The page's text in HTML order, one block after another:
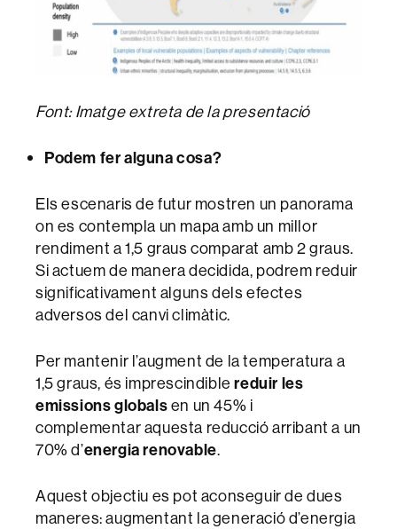
Font: Imatge extreta de la presentació
Podem fer alguna cosa?
Els escenaris de futur mostren un panorama
on es contempla un mapa amb un millor
rendiment a 1,5 graus comparat amb 2 graus.
Si actuem de manera decidida, podrem reduir
significativament alguns dels efectes
adversos del canvi climàtic.
Per mantenir l’augment de la temperatura a
1,5 graus, és imprescindiblereduir les
emissions globalsen un 45% i
complementar aquesta reducció arribant a un
70% d’energia renovable.
Aquest objectiu es pot aconseguir de dues
maneres: augmentant la generació d’energia